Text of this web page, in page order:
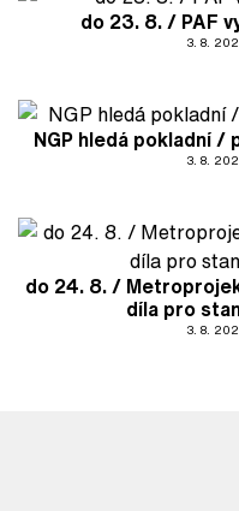
do 23. 8. / PAF
3. 8.
NGP hledá pokladní
3. 8.
do 24. 8. /
díla pro
3. 8.